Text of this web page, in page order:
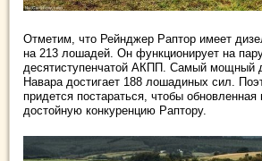
Отметим, что Рейнджер Раптор имеет
на 213 лошадей. Он функционирует на
десятиступенчатой АКПП. Самый мощный
Навара достигает 188 лошадиных сил.
придется постараться, чтобы обновленная
достойную конкуренцию Раптору.